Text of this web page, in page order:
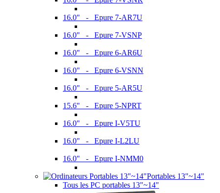
16.0" - Epure 7-AR7U
16.0" - Epure 7-VSNP
16.0" - Epure 6-AR6U
16.0" - Epure 6-VSNN
16.0" - Epure 5-AR5U
15.6" - Epure 5-NPRT
16.0" - Epure I-V5TU
16.0" - Epure I-L2LU
16.0" - Epure I-NMM0
Portables 13"~14"
Tous les PC portables 13"~14"